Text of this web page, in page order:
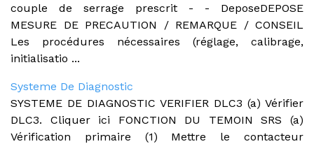
couple de serrage prescrit - - DeposeDEPOSE
MESURE DE PRECAUTION / REMARQUE / CONSEIL
Les procédures nécessaires (réglage, calibrage,
initialisatio ...
Systeme De Diagnostic
SYSTEME DE DIAGNOSTIC VERIFIER DLC3 (a) Vérifier
DLC3. Cliquer ici FONCTION DU TEMOIN SRS (a)
Vérification primaire (1) Mettre le contacteur